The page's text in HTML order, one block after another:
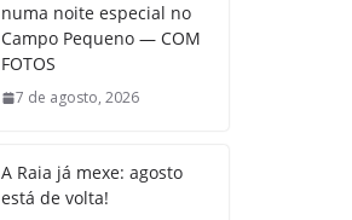
numa noite especial no
Campo Pequeno — COM
FOTOS
7 de agosto, 2026
A Raia já mexe: agosto
está de volta!